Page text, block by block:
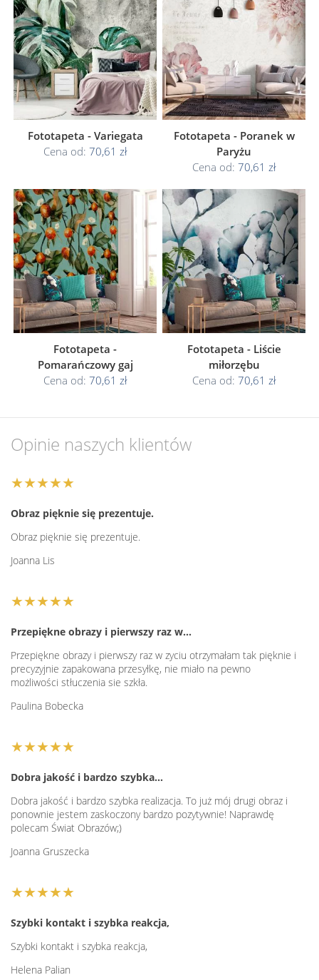
Fototapeta - Variegata
Cena od: 70,61 zł
Fototapeta - Poranek w
Paryżu
Cena od: 70,61 zł
Fototapeta -
Pomarańczowy gaj
Cena od: 70,61 zł
Fototapeta - Liście
miłorzębu
Cena od: 70,61 zł
Opinie naszych klientów
★★★★★
Obraz pięknie się prezentuje.
Obraz pięknie się prezentuje.
Joanna Lis
★★★★★
Przepiękne obrazy i pierwszy raz w…
Przepiękne obrazy i pierwszy raz w zyciu otrzymałam tak pięknie i
precyzyjnie zapakowana przesyłkę, nie miało na pewno
możliwości stłuczenia sie szkła.
Paulina Bobecka
★★★★★
Dobra jakość i bardzo szybka…
Dobra jakość i bardzo szybka realizacja. To już mój drugi obraz i
ponownie jestem zaskoczony bardzo pozytywnie! Naprawdę
polecam Świat Obrazów;)
Joanna Gruszecka
★★★★★
Szybki kontakt i szybka reakcja,
Szybki kontakt i szybka reakcja,
Helena Palian